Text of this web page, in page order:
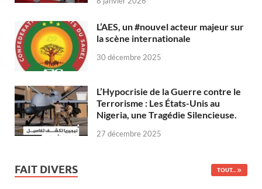
L’AES, un #nouvel acteur majeur sur
la scène internationale
30 décembre 2025
L’Hypocrisie de la Guerre contre le
Terrorisme : Les États-Unis au
Nigeria, une Tragédie Silencieuse.
27 décembre 2025
FAIT DIVERS TOUT...